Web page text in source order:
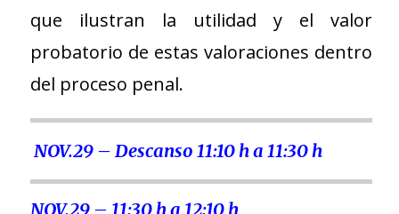
que ilustran la utilidad y el valor
probatorio de estas valoraciones dentro
del proceso penal.
NOV.29 – Descanso 11:10 h a 11:30 h
NOV.29 – 11:30 h a 12:10 h